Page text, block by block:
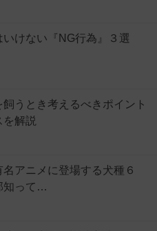
けない『NG行為』３選
うとき考えるべきポイント
を解説
名アニメに登場する犬種６
知って…